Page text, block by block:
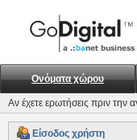
Ονόματα χώρου
Αν έχετε ερωτήσεις πριν την
Είσοδος χρήστη